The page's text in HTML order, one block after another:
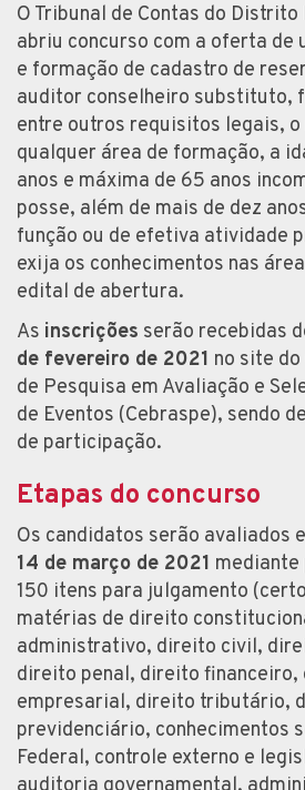
O Tribunal de Contas do Distrito
abriu concurso com a oferta de
e formação de cadastro de
auditor conselheiro substituto,
entre outros requisitos legais,
qualquer área de formação, a
anos e máxima de 65 anos
posse, além de mais de dez
função ou de efetiva atividade
exija os conhecimentos nas
edital de abertura.
As inscrições serão recebidas
de fevereiro de 2021 no site
de Pesquisa em Avaliação e
de Eventos (Cebraspe), sendo
de participação.
Etapas do concurso
Os candidatos serão avaliados
14 de março de 2021
150 itens para julgamento
matérias de direito
administrativo, direito civil,
direito penal, direito
empresarial, direito tributário,
previdenciário, conhecimentos
Federal, controle externo e